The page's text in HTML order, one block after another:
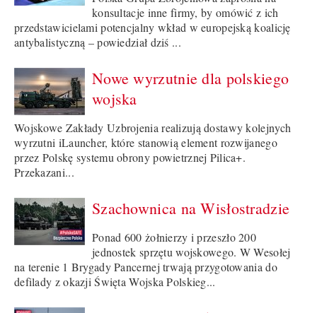
konsultacje inne firmy, by omówić z ich
przedstawicielami potencjalny wkład w europejską koalicję
antybalistyczną – powiedział dziś ...
Nowe wyrzutnie dla polskiego
wojska
Wojskowe Zakłady Uzbrojenia realizują dostawy kolejnych
wyrzutni iLauncher, które stanowią element rozwijanego
przez Polskę systemu obrony powietrznej Pilica+.
Przekazani...
Szachownica na Wisłostradzie
Ponad 600 żołnierzy i przeszło 200
jednostek sprzętu wojskowego. W Wesołej
na terenie 1 Brygady Pancernej trwają przygotowania do
defilady z okazji Święta Wojska Polskieg...